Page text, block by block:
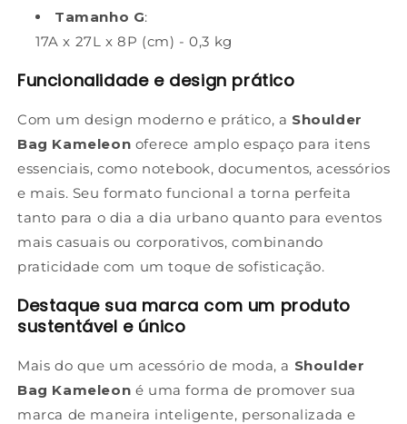
Tamanho G:
17A x 27L x 8P (cm) - 0,3 kg
Funcionalidade e design prático
Com um design moderno e prático, a Shoulder
Bag Kameleon oferece amplo espaço para itens
essenciais, como notebook, documentos, acessórios
e mais. Seu formato funcional a torna perfeita
tanto para o dia a dia urbano quanto para eventos
mais casuais ou corporativos, combinando
praticidade com um toque de sofisticação.
Destaque sua marca com um produto
sustentável e único
Mais do que um acessório de moda, a Shoulder
Bag Kameleon é uma forma de promover sua
marca de maneira inteligente, personalizada e